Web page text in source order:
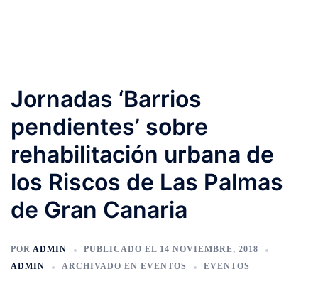
Jornadas ‘Barrios
pendientes’ sobre
rehabilitación urbana de
los Riscos de Las Palmas
de Gran Canaria
POR ADMIN PUBLICADO EL 14 NOVIEMBRE, 2018
ADMIN
ARCHIVADO EN EVENTOS EVENTOS